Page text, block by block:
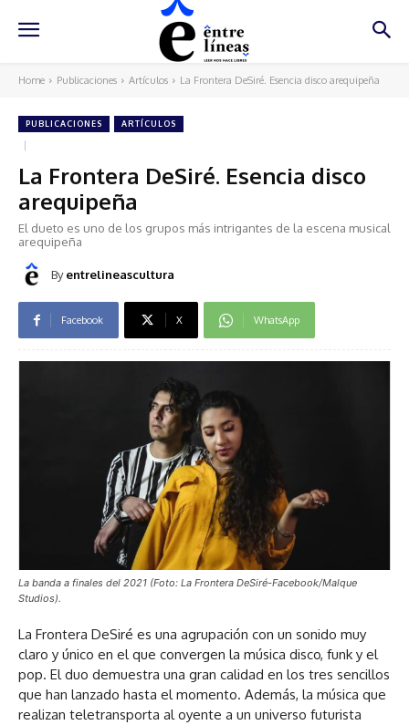
Home Publicaciones Artículos La Frontera DeSiré. Esencia disco arequipeña
PUBLICACIONES ARTÍCULOS
La Frontera DeSiré. Esencia disco
arequipeña
El dueto es uno de los grupos más intrigantes de la escena musical
arequipeña
By entrelineascultura
Facebook X WhatsApp
La banda a finales del 2021 (Foto: La Frontera DeSiré-Facebook/Malque
Studios).
La Frontera DeSiré es una agrupación con un sonido muy
claro y único en el que convergen la música disco, funk y el
pop. El duo demuestra una gran calidad en los tres sencillos
que han lanzado hasta el momento. Además, la música que
realizan teletransporta al oyente a un universo futurista